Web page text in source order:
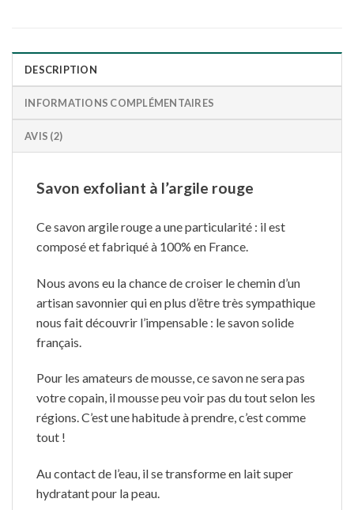
DESCRIPTION
INFORMATIONS COMPLÉMENTAIRES
AVIS (2)
Savon exfoliant à l’argile rouge
Ce savon argile rouge a une particularité : il est
composé et fabriqué à 100% en France.
Nous avons eu la chance de croiser le chemin d’un
artisan savonnier qui en plus d’être très sympathique
nous fait découvrir l’impensable : le savon solide
français.
Pour les amateurs de mousse, ce savon ne sera pas
votre copain, il mousse peu voir pas du tout selon les
régions. C’est une habitude à prendre, c’est comme
tout !
Au contact de l’eau, il se transforme en lait super
hydratant pour la peau.